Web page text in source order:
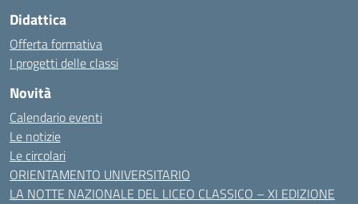
Didattica
Offerta formativa
I progetti delle classi
Novità
Calendario eventi
Le notizie
Le circolari
ORIENTAMENTO UNIVERSITARIO
LA NOTTE NAZIONALE DEL LICEO CLASSICO – XI EDIZIONE